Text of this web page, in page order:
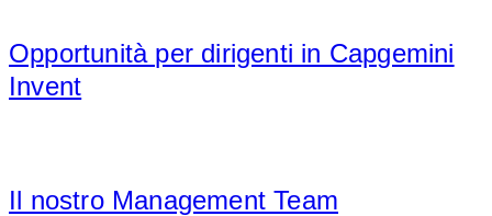
Opportunità per dirigenti in Capgemini
Invent
Il nostro Management Team